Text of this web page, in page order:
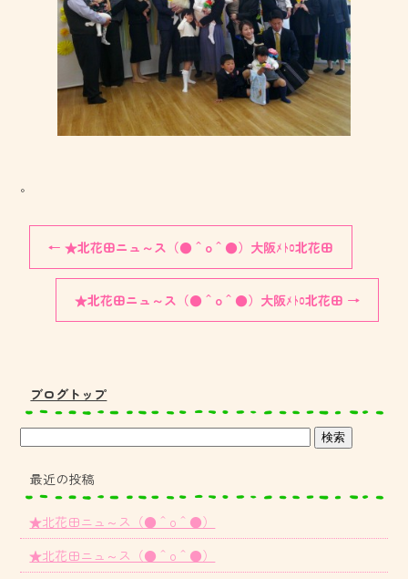
。
← ★北花田ニュ～ス（●＾o＾●）大阪ﾒﾄﾛ北花田
★北花田ニュ～ス（●＾o＾●）大阪ﾒﾄﾛ北花田 →
ブログトップ
最近の投稿
★北花田ニュ～ス（●＾o＾●）
★北花田ニュ～ス（●＾o＾●）